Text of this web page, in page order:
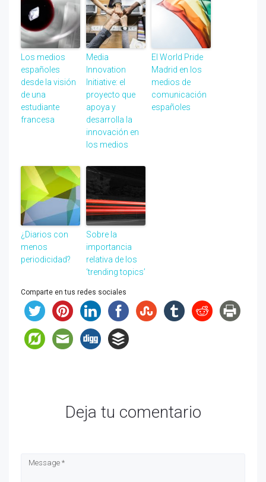
Los medios
españoles
desde la visión
de una
estudiante
francesa
Media
Innovation
Initiative: el
proyecto que
apoya y
desarrolla la
innovación en
los medios
El World Pride
Madrid en los
medios de
comunicación
españoles
¿Diarios con
menos
periodicidad?
Sobre la
importancia
relativa de los
‘trending topics’
Comparte en tus redes sociales
Deja tu comentario